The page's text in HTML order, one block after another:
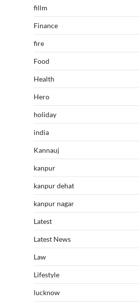
fillm
Finance
fire
Food
Health
Hero
holiday
india
Kannauj
kanpur
kanpur dehat
kanpur nagar
Latest
Latest News
Law
Lifestyle
lucknow